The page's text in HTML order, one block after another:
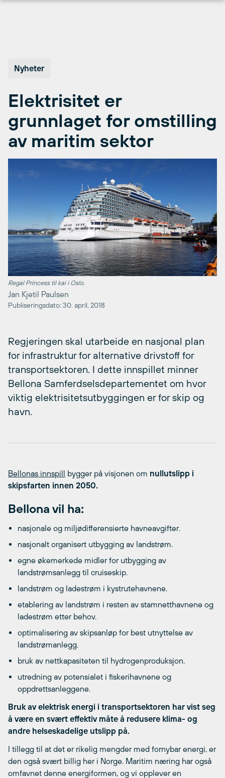
Nyheter
Elektrisitet er
grunnlaget for omstilling
av maritim sektor
Regal Princess til kai i Oslo.
Jan Kjetil Paulsen
Publiseringsdato: 30. april, 2018
Regjeringen skal utarbeide en nasjonal plan
for infrastruktur for alternative drivstoff for
transportsektoren. I dette innspillet minner
Bellona Samferdselsdepartementet om hvor
viktig elektrisitetsutbyggingen er for skip og
havn.
Bellonas innspill bygger på visjonen om nullutslipp i
skipsfarten innen 2050.
Bellona vil ha:
nasjonale og miljødifferensierte havneavgifter.
nasjonalt organisert utbygging av landstrøm.
egne økemerkede midler for utbygging av
landstrømsanlegg til cruiseskip.
landstrøm og ladestrøm i kystrutehavnene.
etablering av landstrøm i resten av stamnetthavnene og
ladestrøm etter behov.
optimalisering av skipsanløp for best utnyttelse av
landstrømanlegg.
bruk av nettkapasiteten til hydrogenproduksjon.
utredning av potensialet i fiskerihavnene og
oppdrettsanleggene.
Bruk av elektrisk energi i transportsektoren har vist seg
å være en svært effektiv måte å redusere klima- og
andre helseskadelige utslipp på.
I tillegg til at det er rikelig mengder med fornybar energi, er
den også svært billig her i Norge. Maritim næring har også
omfavnet denne energiformen, og vi opplever en